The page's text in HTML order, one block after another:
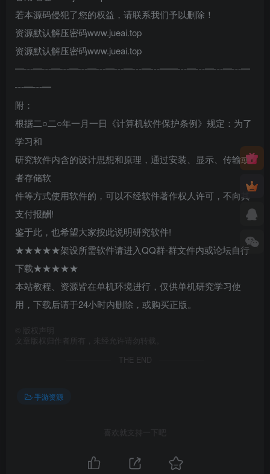
若本源码侵犯了您的权益，请联系我们予以删除！
资源默认解压密码www.jueai.top
资源默认解压密码www.jueai.top
━┅━┅━┅━┅━┅━┅━┅━┅━━┅━┅━┅━┅━
┅━┅━
附：
根据二○二○年一月一日《计算机软件保护条例》规定：为了
学习和
研究软件内含的设计思想和原理，通过安装、显示、传输或
者存储软
件等方式使用软件的，可以不经软件著作权人许可，不向其
支付报酬!
鉴于此，也希望大家按此说明研究软件!
★★★★★架设所需软件请进入QQ群-群文件内或论坛自行
下载★★★★★
本站教程、资源皆在单机环境进行，仅供单机研究学习使
用，下载后请于24小时内删除，或购买正版。
版权声明
文章版权归作者所有，未经允许请勿转载。
THE END
手游资源
喜欢就支持一下吧